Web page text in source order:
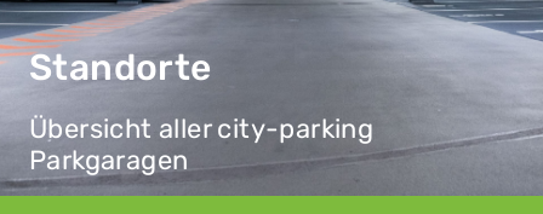
Standorte
Übersicht aller city-parking
Parkgaragen